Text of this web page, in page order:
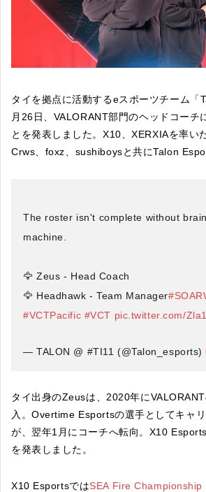
タイを拠点に活動するeスポーツチーム
月26日、VALORANT部門のヘッドコーチ
とを発表しました。X10、XERXIAを率い
Crws、foxz、sushiboysと共にTalon
The roster isn't complete without
machine.
🦅 Zeus - Head Coach
🦅 Headhawk - Team Manager
#VCTPacific #VCT pic.twitter.com/
— TALON @ #TI11 (@Talon_esports)
タイ出身のZeusは、2020年に
入。Overtime Esportsの選手としてキャ
が、翌年1月にコーチへ転向。X10
を発表しました。
X10 EsportsではSEA Fire Championship